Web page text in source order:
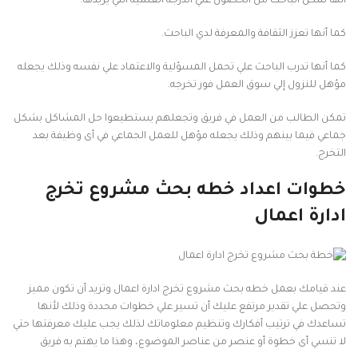
كما أنها تعزز الثقافة والمعرفة لدي الباحث.
كما أنها تدرب الباحث علي تحمل المسؤلية والاعتماد علي نفسه وذلك يجعله
مؤهل للنزول إلي سوق العمل فور تخرجه.
تمكن الطالب من العمل في فريق وتجعلهم يستطيعوا حل المشاكل بشكل
جماعي فيما بينهم وذلك يجعله مؤهل للعمل الجماعي في أى وظيفة بعد
التخرج.
خطوات اعداد خطه بحث مشروع تخرج
ادارة اعمال
عند قيامك بعمل خطه بحث مشروع تخرج ادارة اعمال وتريد أن تكون مميز
وتحصل علي تقدير مرتفع عليك أن تسير علي خطوات محددة وذلك لأنها
تساعدك في ترتيب أفكارك وتنظيم معلوماتك لذلك يجب عليك معرفتها حتي
لا تنسي أى خطوة أو عنصر من عناصر الموضوع، وهذا ما يهتم به فريق